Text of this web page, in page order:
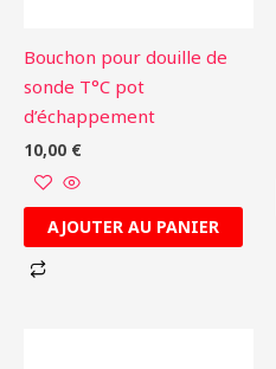
Bouchon pour douille de
sonde T°C pot
d’échappement
10,00 €
AJOUTER AU PANIER